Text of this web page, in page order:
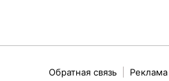
Обратная связь